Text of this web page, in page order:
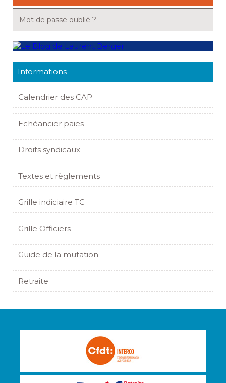
Mot de passe oublié ?
Informations
Calendrier des CAP
Echéancier paies
Droits syndicaux
Textes et règlements
Grille indiciaire TC
Grille Officiers
Guide de la mutation
Retraite